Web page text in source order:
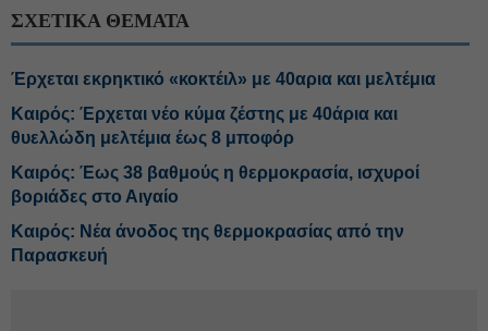
ΣΧΕΤΙΚΑ ΘΕΜΑΤΑ
Έρχεται εκρηκτικό «κοκτέιλ» με 40αρια και μελτέμια
Καιρός: Έρχεται νέο κύμα ζέστης με 40άρια και
θυελλώδη μελτέμια έως 8 μποφόρ
Καιρός: Έως 38 βαθμούς η θερμοκρασία, ισχυροί
βοριάδες στο Αιγαίο
Καιρός: Νέα άνοδος της θερμοκρασίας από την
Παρασκευή